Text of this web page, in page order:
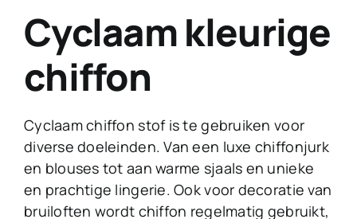
Cyclaam kleurige
chiffon
Cyclaam chiffon stof is te gebruiken voor
diverse doeleinden. Van een luxe chiffonjurk
en blouses tot aan warme sjaals en unieke
en prachtige lingerie. Ook voor decoratie van
bruiloften wordt chiffon regelmatig gebruikt,